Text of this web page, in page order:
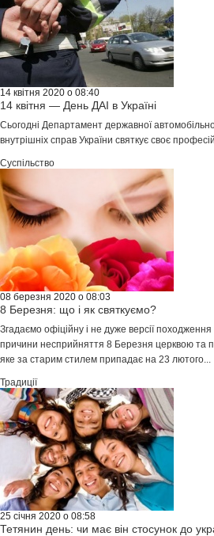
14 квітня 2020 о 08:40
14 квітня — День ДАІ в Україні
Сьогодні Департамент державної
внутрішніх справ України святкує своє
Суспільство
08 березня 2020 о 08:03
8 Березня: що і як святкуємо?
Згадаємо офіційну і не дуже версії
причини несприйняття 8 Березня церквою та
яке за старим стилем припадає на 23 лютого...
Традиції
25 січня 2020 о 08:58
Тетянин день: чи має він стосунок до